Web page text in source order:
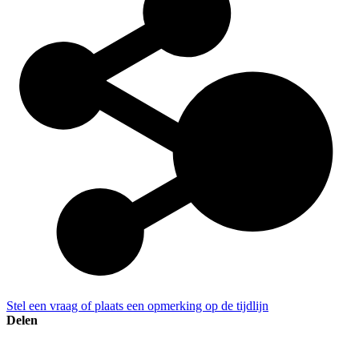
Stel een vraag of plaats een opmerking op de tijdlijn
Delen